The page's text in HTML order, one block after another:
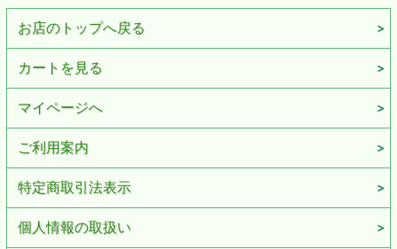
お店のトップへ戻る
カートを見る
マイページへ
ご利用案内
特定商取引法表示
個人情報の取扱い